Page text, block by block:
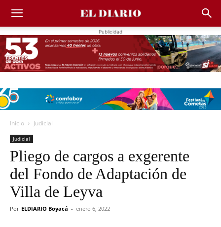
Publicidad
Inicio Judicial
Judicial
Pliego de cargos a exgerente
del Fondo de Adaptación de
Villa de Leyva
Por ELDIARIO Boyacá - enero 6, 2022